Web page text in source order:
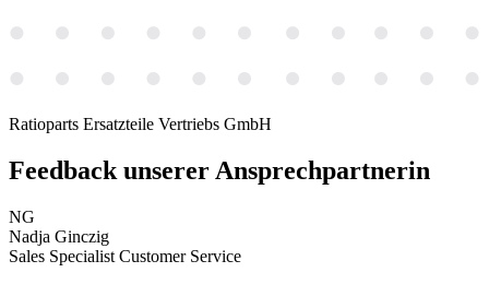
Ratioparts Ersatzteile Vertriebs GmbH
Feedback unserer Ansprechpartnerin
NG
Nadja Ginczig
Sales Specialist Customer Service